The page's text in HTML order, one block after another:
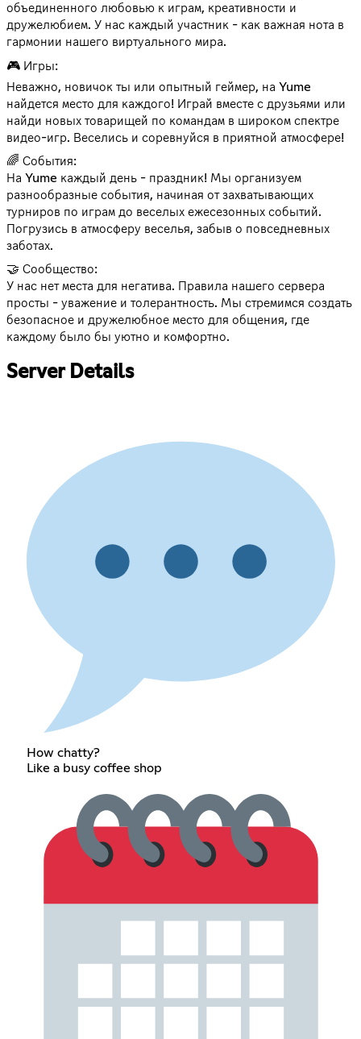
объединенного любовью к играм, креативности и
дружелюбием. У нас каждый участник - как важная нота в
гармонии нашего виртуального мира.
🎮 Игры:
Неважно, новичок ты или опытный геймер, на Yume
найдется место для каждого! Играй вместе с друзьями или
найди новых товарищей по командам в широком спектре
видео-игр. Веселись и соревнуйся в приятной атмосфере!
🌈 События:
На Yume каждый день - праздник! Мы организуем
разнообразные события, начиная от захватывающих
турниров по играм до веселых ежесезонных событий.
Погрузись в атмосферу веселья, забыв о повседневных
заботах.
🤝 Сообщество:
У нас нет места для негатива. Правила нашего сервера
просты - уважение и толерантность. Мы стремимся создать
безопасное и дружелюбное место для общения, где
каждому было бы уютно и комфортно.
Server Details
How chatty?
Like a busy coffee shop